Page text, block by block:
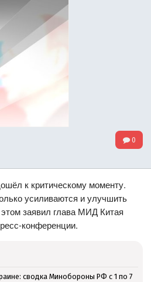
0
к критическому моменту.
усиливаются и улучшить
заявил глава МИД Китая
конференции.
сводка Минобороны РФ с 1 по 7